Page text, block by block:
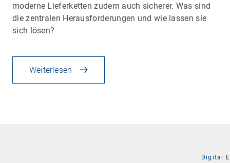
moderne Lieferketten zudem auch sicherer. Was sind
die zentralen Herausforderungen und wie lassen sie
sich lösen?
Weiterlesen
Digital